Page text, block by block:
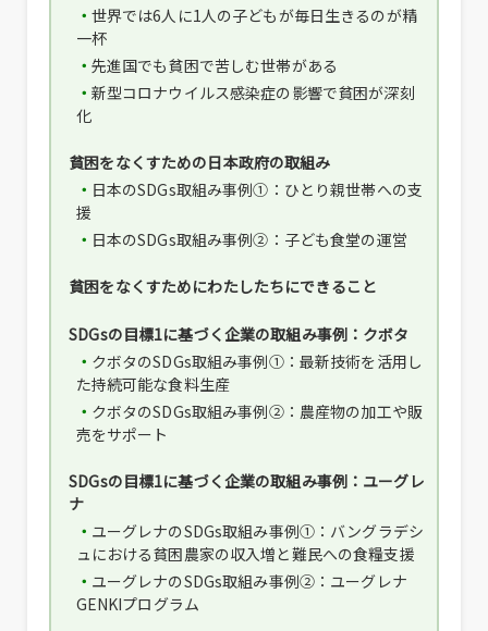
世界では6人に1人の子どもが毎日生きるのが精
一杯
先進国でも貧困で苦しむ世帯がある
新型コロナウイルス感染症の影響で貧困が深刻
化
貧困をなくすための日本政府の取組み
日本のSDGs取組み事例①：ひとり親世帯への支
援
日本のSDGs取組み事例②：子ども食堂の運営
貧困をなくすためにわたしたちにできること
SDGsの目標1に基づく企業の取組み事例：クボタ
クボタのSDGs取組み事例①：最新技術を活用し
た持続可能な食料生産
クボタのSDGs取組み事例②：農産物の加工や販
売をサポート
SDGsの目標1に基づく企業の取組み事例：ユーグレ
ナ
ユーグレナのSDGs取組み事例①：バングラデシ
ュにおける貧困農家の収入増と難民への食糧支援
ユーグレナのSDGs取組み事例②：ユーグレナ
GENKIプログラム